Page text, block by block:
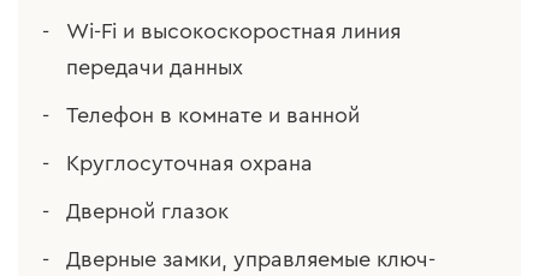
Wi-Fi и высокоскоростная линия
передачи данных
Телефон в комнате и ванной
Круглосуточная охрана
Дверной глазок
Дверные замки, управляемые ключ-